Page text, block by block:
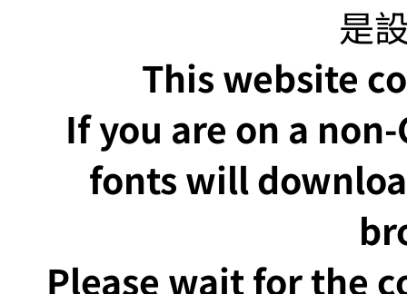
This website
If you are on a
fonts will
Please wait for the